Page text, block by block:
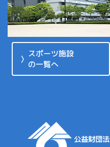
スポーツ施設
の一覧へ
公益財団